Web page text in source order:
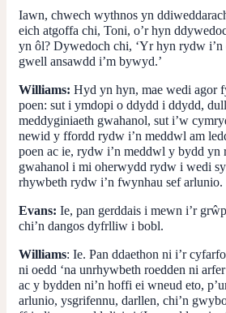
Iawn, chwech wythnos yn
eich atgoffa chi, Toni, o’r hyn
yn ôl? Dywedoch chi, ‘Yr hyn rydw
gwell ansawdd i’m bywyd.’
Williams: Hyd yn hyn, mae wedi agor
poen: sut i ymdopi o ddydd i ddydd,
meddyginiaeth gwahanol, sut i’w
newid y ffordd rydw i’n meddwl am
poen ac ie, rydw i’n meddwl y bydd yn
gwahanol i mi oherwydd rydw i wedi
rhywbeth rydw i’n fwynhau sef arlunio.
Evans: Ie, pan gerddais i mewn i’r
chi’n dangos dyfrlliw i bobl.
Williams: Ie. Pan ddaethon ni i’r
ni oedd ‘na unrhywbeth roedden ni
ac y bydden ni’n hoffi ei wneud eto,
arlunio, ysgrifennu, darllen, chi’n